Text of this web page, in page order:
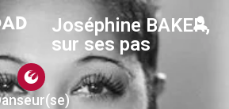
Joséphine BAKER,
sur ses pas